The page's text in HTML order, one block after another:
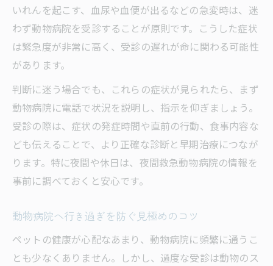
いれんを起こす、血尿や血便が出るなどの急変時は、迷
わず動物病院を受診することが原則です。こうした症状
は緊急度が非常に高く、受診の遅れが命に関わる可能性
があります。
判断に迷う場合でも、これらの症状が見られたら、まず
動物病院に電話で状況を説明し、指示を仰ぎましょう。
受診の際は、症状の発症時間や直前の行動、食事内容な
ども伝えることで、より正確な診断と早期治療につなが
ります。特に夜間や休日は、夜間救急動物病院の情報を
事前に調べておくと安心です。
動物病院へ行き過ぎを防ぐ見極めのコツ
ペットの健康が心配なあまり、動物病院に頻繁に通うこ
とも少なくありません。しかし、過度な受診は動物のス